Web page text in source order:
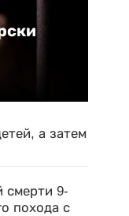
а затем
смерти 9-
похода с